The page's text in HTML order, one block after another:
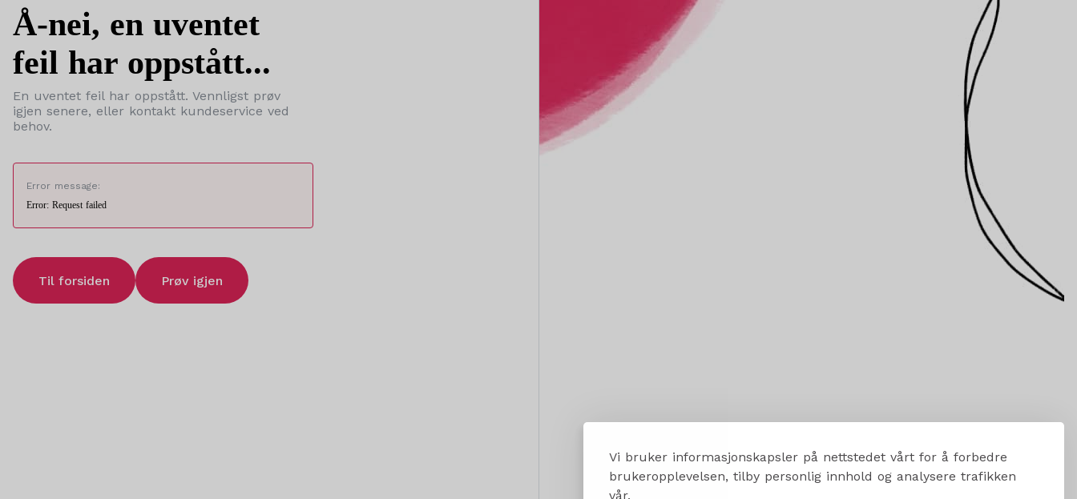
Vi bruker informasjonskapsler på nettstedet vårt for å forbedre
brukeropplevelsen, tilby personlig innhold og analysere trafikken
vår.
Å-nei, en uventet
feil har oppstått...
En uventet feil har oppstått. Vennligst prøv
igjen senere, eller kontakt kundeservice ved
behov.
Error message:
Error: Request failed
Til forsiden Prøv igjen